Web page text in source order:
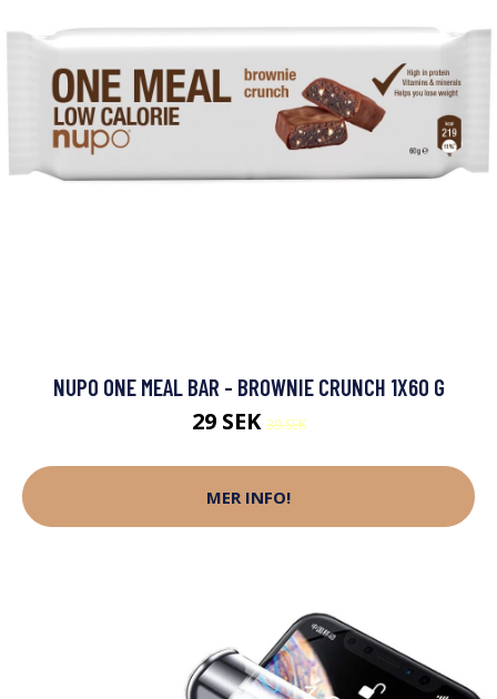
NUPO ONE MEAL BAR - BROWNIE CRUNCH 1X60 G
29 SEK39 SEK
MER INFO!